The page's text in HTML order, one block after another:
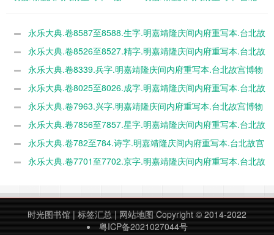
永乐大典.卷8587至8588.生字.明嘉靖隆庆间内府重写本.台北故
宫博物院藏 PDF电子版下载
永乐大典.卷8526至8527.精字.明嘉靖隆庆间内府重写本.台北故
宫博物院藏 PDF电子版下载
永乐大典.卷8339.兵字.明嘉靖隆庆间内府重写本.台北故宫博物
院藏 PDF电子版下载
永乐大典.卷8025至8026.成字.明嘉靖隆庆间内府重写本.台北故
宫博物院藏 PDF电子版下载
永乐大典.卷7963.兴字.明嘉靖隆庆间内府重写本.台北故宫博物
院藏 PDF电子版下载
永乐大典.卷7856至7857.星字.明嘉靖隆庆间内府重写本.台北故
宫博物院藏 PDF电子版下载
永乐大典.卷782至784.诗字.明嘉靖隆庆间内府重写本.台北故宫
博物院藏 PDF电子版下载
永乐大典.卷7701至7702.京字.明嘉靖隆庆间内府重写本.台北故
时光图书馆 | 标签汇总 | 网站地图 Copyright © 2014-2022
粤ICP备2021027044号